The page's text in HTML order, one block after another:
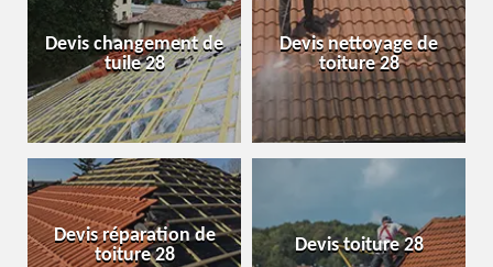
Devis changement de
tuile 28
Devis nettoyage de
toiture 28
Devis réparation de
toiture 28
Devis toiture 28